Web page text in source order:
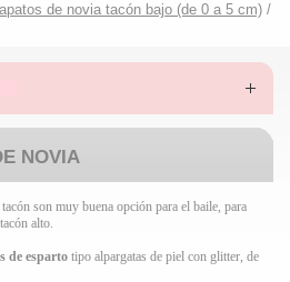
de novia tacón bajo (de 0 a 5 cm) /
NOVIA
son muy buena opción para el baile, para
alto.
de esparto tipo alpargatas de piel con glitter, de